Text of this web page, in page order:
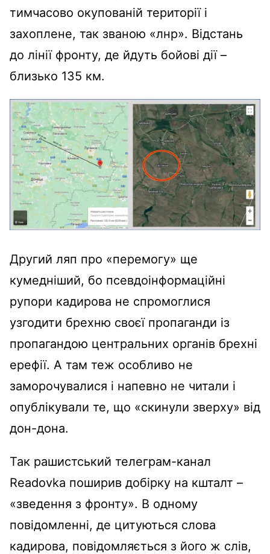
тимчасово окупованій території і
захоплене, так званою «лнр». Відстань
до лінії фронту, де йдуть бойові дії –
близько 135 км.
Другий ляп про «перемогу» ще
кумедніший, бо псевдоінформаційні
рупори кадирова не спромоглися
узгодити брехню своєї пропаганди із
пропагандою центральних органів брехні
ерефії. А там теж особливо не
заморочувалися і напевно не читали і
опублікували те, що «скинули зверху» від
дон-дона.
Так рашистський телеграм-канал
Readovka поширив добірку на кшталт –
«зведення з фронту». В одному
повідомленні, де цитуються слова
кадирова, повідомляється з його ж слів,